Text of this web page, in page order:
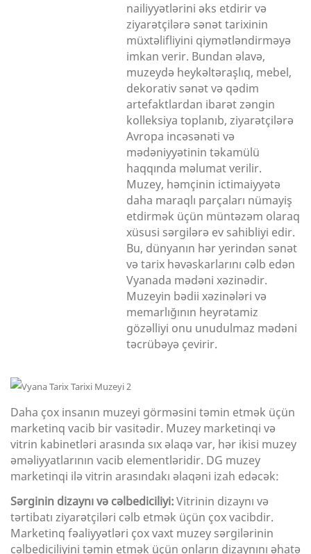
nailiyyətlərini əks etdirir və
ziyarətçilərə sənət tarixinin
müxtəlifliyini qiymətləndirməyə
imkan verir. Bundan əlavə,
muzeydə heykəltəraşlıq, mebel,
dekorativ sənət və qədim
artefaktlardan ibarət zəngin
kolleksiya toplanıb, ziyarətçilərə
Avropa incəsənəti və
mədəniyyətinin təkamülü
haqqında məlumat verilir.
Muzey, həmçinin ictimaiyyətə
daha maraqlı parçaları nümayiş
etdirmək üçün müntəzəm olaraq
xüsusi sərgilərə ev sahibliyi edir.
Bu, dünyanın hər yerindən sənət
və tarix həvəskarlarını cəlb edən
Vyanada mədəni xəzinədir.
Muzeyin bədii xəzinələri və
memarlığının heyrətamiz
gözəlliyi onu unudulmaz mədəni
təcrübəyə çevirir.
Daha çox insanın muzeyi görməsini təmin etmək üçün
marketinq vacib bir vasitədir. Muzey marketinqi və
vitrin kabinetləri arasında sıx əlaqə var, hər ikisi muzey
əməliyyatlarının vacib elementləridir. DG muzey
marketinqi ilə vitrin arasındakı əlaqəni izah edəcək:
Sərginin dizaynı və cəlbediciliyi:Vitrinin dizaynı və
tərtibatı ziyarətçiləri cəlb etmək üçün çox vacibdir.
Marketinq fəaliyyətləri çox vaxt muzey sərgilərinin
cəlbediciliyini təmin etmək üçün onların dizaynını əhatə